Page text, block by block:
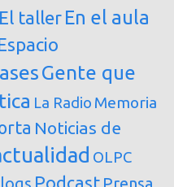
El taller En el aula
Gente que
La Radio Memoria
Noticias de
OLPC